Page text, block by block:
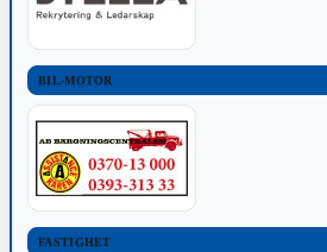
BIL-MOTOR
FASTIGHET